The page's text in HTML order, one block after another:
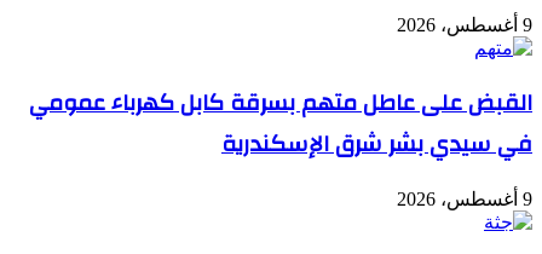
9 أغسطس، 2026
القبض على عاطل متهم بسرقة كابل كهرباء عمومي
في سيدي بشر شرق الإسكندرية
9 أغسطس، 2026